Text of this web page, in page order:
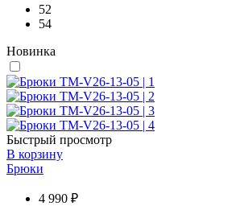
52
54
Новинка
Быстрый просмотр
В корзину
Брюки
4 990 ₽